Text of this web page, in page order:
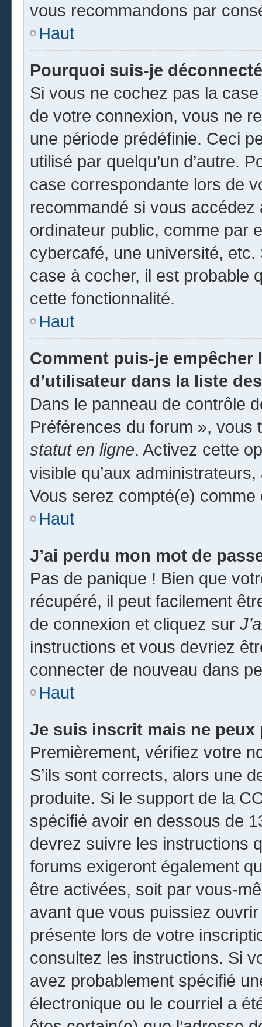
vous recommandons par
Haut
Pourquoi suis-je
Si vous ne cochez pas la
de votre connexion, vous ne
une période prédéfinie. Ceci
utilisé par quelqu’un d’autre.
case correspondante lors de
recommandé si vous accédez
ordinateur public, comme par
cybercafé, une université,
case à cocher, il est probable
cette fonctionnalité.
Haut
Comment puis-je empêcher
d’utilisateur dans la liste
Dans le panneau de contrôle
Préférences du forum », vous
statut en ligne. Activez cette
visible qu’aux
Vous serez compté(e)
Haut
J’ai perdu mon mot de
Pas de panique ! Bien que
récupéré, il peut facilement
de connexion et cliquez sur
instructions et vous devriez
connecter de nouveau dans
Haut
Je suis inscrit mais ne peux
Premièrement, vérifiez votre
S’ils sont corrects, alors une
produite. Si le support de la
spécifié avoir en dessous de
devrez suivre les instructions
forums exigeront également
être activées, soit par vous-
avant que vous puissiez
présente lors de votre
consultez les instructions. Si
avez probablement spécifié
électronique ou le courriel a